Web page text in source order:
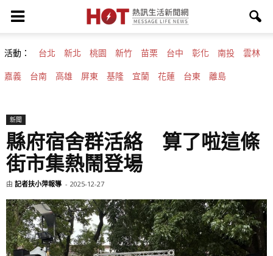
活動： 台北 新北 桃園 新竹 苗栗 台中 彰化 南投 雲林
嘉義 台南 高雄 屏東 基隆 宜蘭 花蓮 台東 離島
新聞
縣府宿舍群活絡 算了啦這條
街市集熱鬧登場
由 記者扶小萍報導 - 2025-12-27